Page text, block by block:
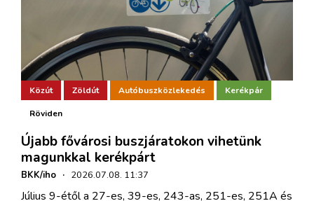
Közút Zöldút Autóbuszközlekedés Kerékpár
Röviden
Újabb fővárosi buszjáratokon vihetünk
magunkkal kerékpárt
BKK/iho · 2026.07.08. 11:37
Július 9-étől a 27-es, 39-es, 243-as, 251-es, 251A és